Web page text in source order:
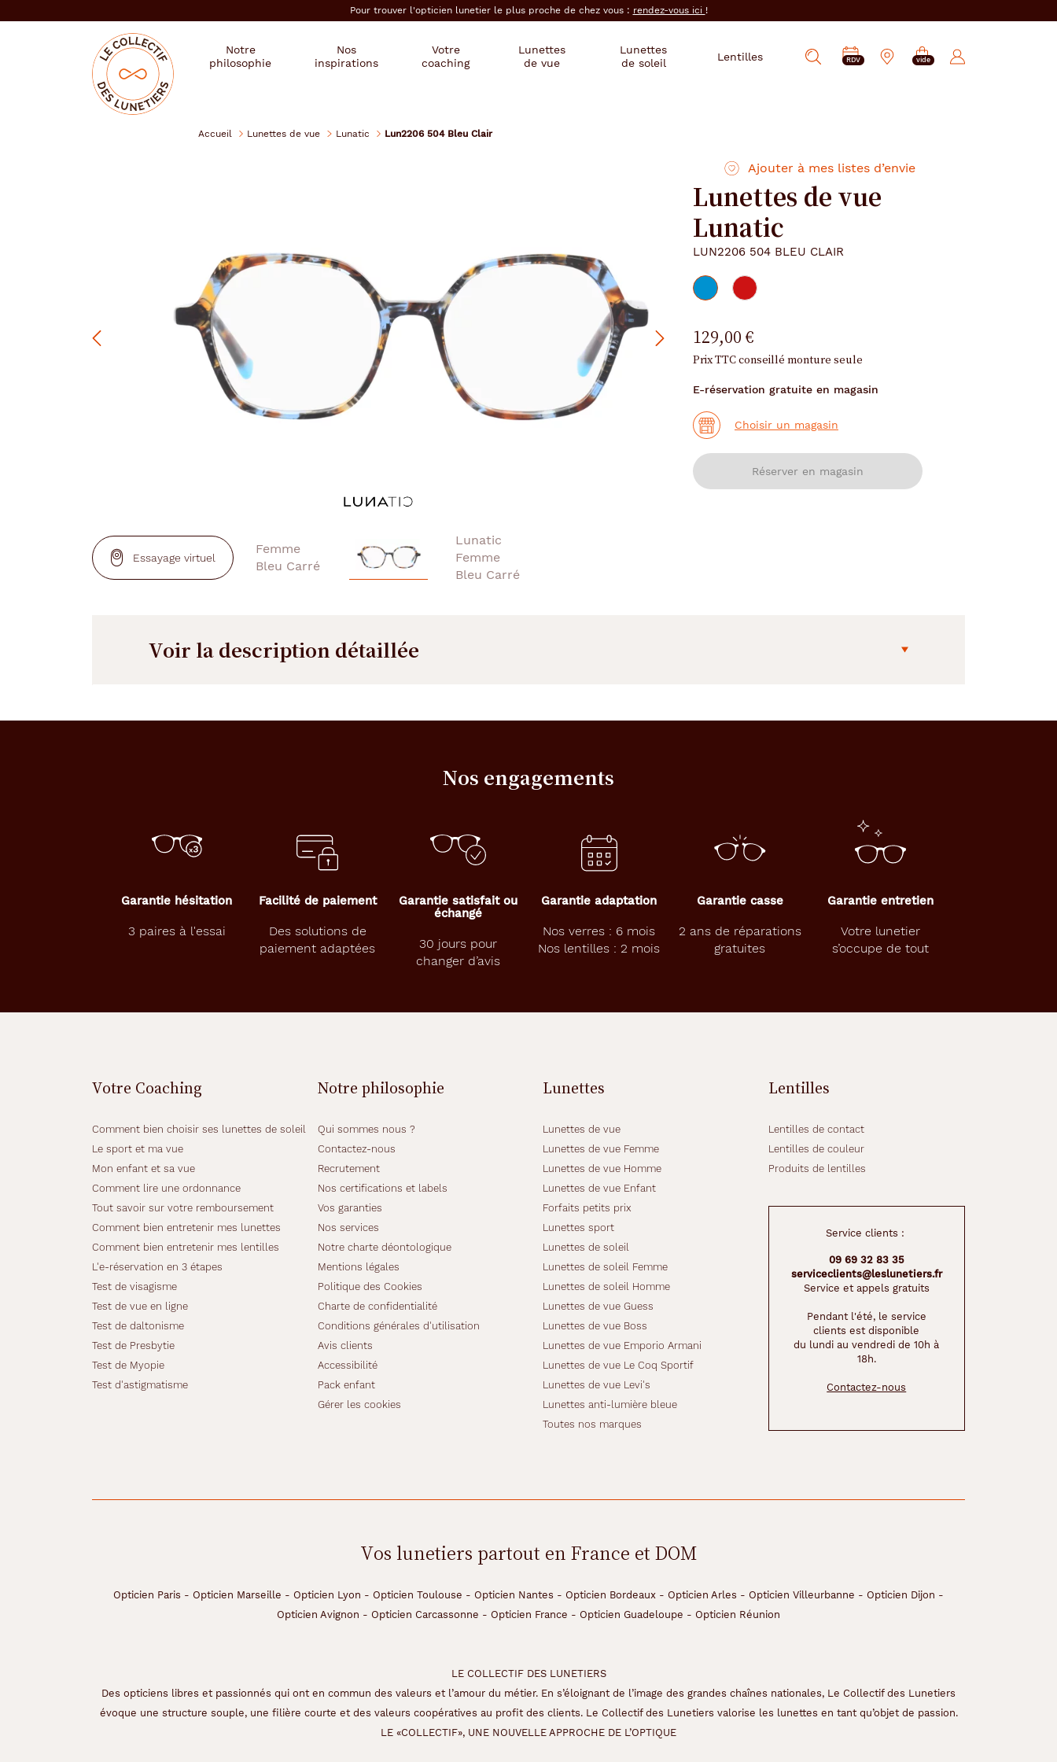
Pour trouver l'opticien lunetier le plus proche de chez vous : rendez-vous ici !
Opticien
le
collectif
des
lunetiers
Notre
philosophie
Nos
inspirations
Votre
coaching
Lunettes
de vue
Lunettes
de soleil
Lentilles
AfficherPRENDRE
RDV
Mes
vide
Accueil Lunettes de vue Lunatic Lun2206 504 Bleu Clair
Ajouter à mes listes d’envie
Précédent Suivant
Essayage virtuel
Lunettes de vue
Lunatic
LUN2206 504 BLEU CLAIR
129,00 €
Prix TTC conseillé monture seule
E-réservation gratuite en magasin
Choisir un magasin
Réserver en magasin
Voir la description détaillée
m
a
i
d
e
c
o
l
e
u
r
l
e
u
c
a
l
Nos engagements
Garantie hésitation
3 paires à l'essai
Facilité de paiement
Des solutions de
paiement adaptées
Garantie satisfait ou
échangé
30 jours pour
changer d’avis
Garantie adaptation
Nos verres : 6 mois
Nos lentilles : 2 mois
Garantie casse
2 ans de réparations
gratuites
Garantie entretien
Votre lunetier
s’occupe de tout
Votre Coaching
Comment bien choisir ses lunettes de soleil
Le sport et ma vue
Mon enfant et sa vue
Comment lire une ordonnance
Tout savoir sur votre remboursement
Comment bien entretenir mes lunettes
Comment bien entretenir mes lentilles
L'e-réservation en 3 étapes
Test de visagisme
Test de vue en ligne
Test de daltonisme
Test de Presbytie
Test de Myopie
Test d'astigmatisme
Notre philosophie
Qui sommes nous ?
Contactez-nous
Recrutement
Nos certifications et labels
Vos garanties
Nos services
Notre charte déontologique
Mentions légales
Politique des Cookies
Charte de confidentialité
Conditions générales d'utilisation
Avis clients
Accessibilité
Pack enfant
Gérer les cookies
Lunettes
Lunettes de vue
Lunettes de vue Femme
Lunettes de vue Homme
Lunettes de vue Enfant
Forfaits petits prix
Lunettes sport
Lunettes de soleil
Lunettes de soleil Femme
Lunettes de soleil Homme
Lunettes de vue Guess
Lunettes de vue Boss
Lunettes de vue Emporio Armani
Lunettes de vue Le Coq Sportif
Lunettes de vue Levi's
Lunettes anti-lumière bleue
Toutes nos marques
Lentilles
Lentilles de contact
Lentilles de couleur
Produits de lentilles
Service clients :
09 69 32 83 35
serviceclients@leslunetiers.fr
Service et appels gratuits
Pendant l'été, le service
clients est disponible
du lundi au vendredi de 10h à
18h.
Contactez-nous
Vos lunetiers partout en France et DOM
Opticien Paris - Opticien Marseille - Opticien Lyon - Opticien Toulouse - Opticien Nantes - Opticien Bordeaux - Opticien Arles - Opticien Villeurbanne - Opticien Dijon -
Opticien Avignon - Opticien Carcassonne - Opticien France - Opticien Guadeloupe - Opticien Réunion
LE COLLECTIF DES LUNETIERS
Des opticiens libres et passionnés qui ont en commun des valeurs et l’amour du métier. En s’éloignant de l’image des grandes chaînes nationales, Le Collectif des Lunetiers
évoque une structure souple, une filière courte et des valeurs coopératives au profit des clients. Le Collectif des Lunetiers valorise les lunettes en tant qu’objet de passion.
LE «COLLECTIF», UNE NOUVELLE APPROCHE DE L’OPTIQUE